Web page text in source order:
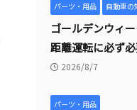
パーツ・用品 自動車の
ゴールデンウィ
距離運転に必ず
2026/8/7
パーツ・用品